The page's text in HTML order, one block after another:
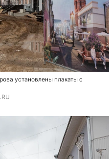
установлены плакаты с